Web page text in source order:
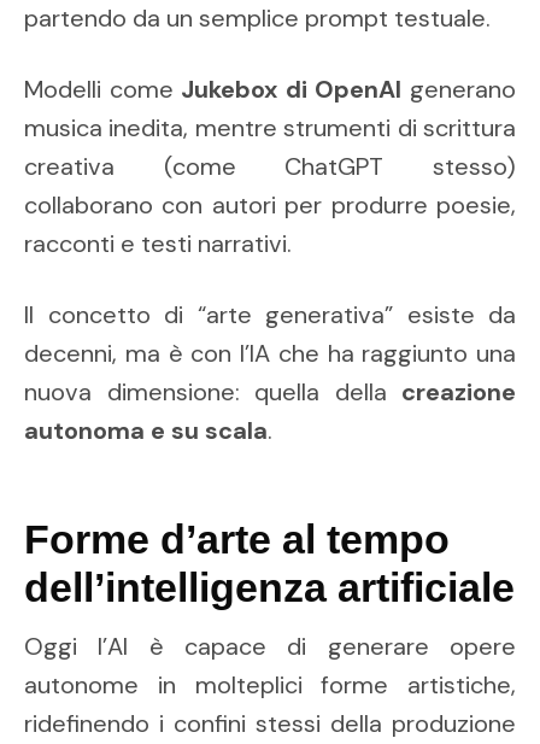
partendo da un semplice prompt testuale.
Modelli come Jukebox di OpenAI generano
musica inedita, mentre strumenti di scrittura
creativa (come ChatGPT stesso)
collaborano con autori per produrre poesie,
racconti e testi narrativi.
Il concetto di “arte generativa” esiste da
decenni, ma è con l’IA che ha raggiunto una
nuova dimensione: quella della creazione
autonoma e su scala.
Forme d’arte al tempo
dell’intelligenza artificiale
Oggi l’AI è capace di generare opere
autonome in molteplici forme artistiche,
ridefinendo i confini stessi della produzione